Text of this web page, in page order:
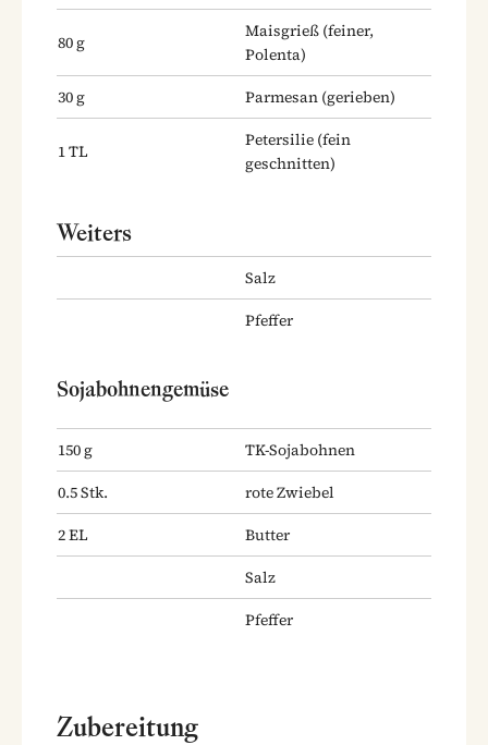
80g
Maisgrieß (feiner,
Polenta)
30g Parmesan (gerieben)
1TL
Petersilie (fein
geschnitten)
Weiters
Salz
Pfeffer
Sojabohnengemüse
150g
TK-Sojabohnen
0.5Stk.
rote Zwiebel
2EL
Butter
Salz
Pfeffer
Zubereitung